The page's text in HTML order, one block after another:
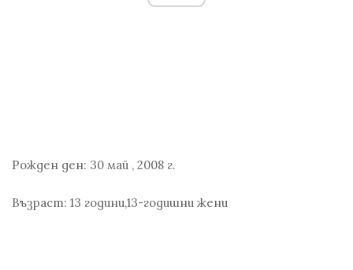
Рожден ден: 30 май , 2008 г.
Възраст: 13 години,13-годишни жени